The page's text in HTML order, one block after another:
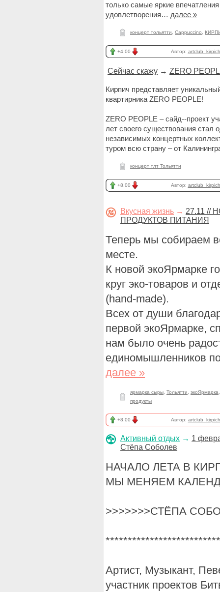
только самые яркие впечатления
удовлетворения… далее »
концерт тольятти Cappuccino
+4.00 Автор: artclub_kirpich
Сейчас скажу → ZERO
Кирпич представляет
квартирника ZERO PEOPLE!
ZERO PEOPLE – сайд-­‐проект
лет своего существования
независимых концертных
туром всю страну – от
концерт тлт Тольятти
+8.00 Автор: artclub_kirpich
Вкусная жизнь → 27.11 //
ПРОДУКТОВ ПИТАНИЯ
Теперь мы собираем
месте.
К новой экоЯрмарке
круг эко-товаров и
(hand-made).
Всех от души
первой экоЯрмарке,
нам было очень
единомышленников
далее »
ярмарка сыры Тольятти экоЯрмарка
продукты
+8.00 Автор: artclub_kirpich
Активный отдых → 1
Стёпа Соболев
НАЧАЛО ЛЕТА В
МЫ МЕНЯЕМ
>>>>>>>СТЁПА
Артист, Музыкант,
участник проектов